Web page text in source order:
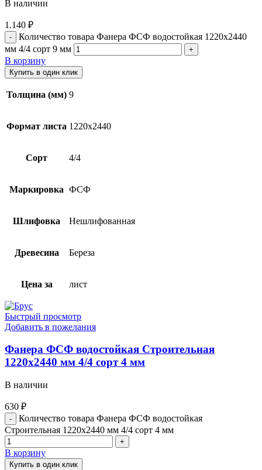
В наличии
1.140 ₽
Количество товара Фанера ФСФ водостойкая 1220х2440
мм 4/4 сорт 9 мм
В корзину
Купить в один клик
Толщина (мм) 9
Формат листа 1220х2440
Сорт 4/4
Маркировка ФСФ
Шлифовка Нешлифованная
Древесина Береза
Цена за лист
Быстрый просмотр
Добавить в пожелания
Фанера ФСФ водостойкая Строительная
1220х2440 мм 4/4 сорт 4 мм
В наличии
630 ₽
Количество товара Фанера ФСФ водостойкая
Строительная 1220х2440 мм 4/4 сорт 4 мм
В корзину
Купить в один клик